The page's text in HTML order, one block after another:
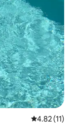
Ukadiriaji wa
4.82 (11)